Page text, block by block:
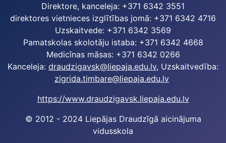
Direktore, kanceleja: +371 6342 3551
direktores vietnieces izglītības jomā: +371 6342 4716
Uzskaitvede: +371 6342 3569
Pamatskolas skolotāju istaba: +371 6342 4668
Medicīnas māsas: +371 6342 0266
Kanceleja: draudzigavsk@liepaja.edu.lv, Uzskaitvedība:
zigrida.timbare@liepaja.edu.lv
https://www.draudzigavsk.liepaja.edu.lv
© 2012 - 2024 Liepājas Draudzīgā aicinājuma
vidusskola